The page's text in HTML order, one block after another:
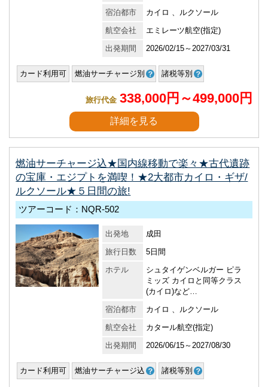
宿泊都市
カイロ 、ルクソール
航空会社
エミレーツ航空(指定)
出発期間
2026/02/15～2027/03/31
カード利用可 燃油サーチャージ別 諸税等別
旅行代金 338,000円～499,000円
詳細を見る
燃油サーチャージ込★国内線移動で楽々★古代遺跡
の宝庫・エジプトを満喫！★2大都市カイロ・ギザ/
ルクソール★５日間の旅!
ツアーコード：NQR-502
出発地
成田
旅行日数
5日間
ホテル
シュタイゲンベルガー ピラ
ミッズ カイロと同等クラス
(カイロ)など…
宿泊都市
カイロ 、ルクソール
航空会社
カタール航空(指定)
出発期間
2026/06/15～2027/08/30
カード利用可 燃油サーチャージ込 諸税等別